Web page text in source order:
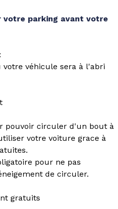
votre parking avant votre
véhicule sera à l'abri
pouvoir circuler d'un bout à
votre voiture grace à
pour ne pas
de circuler.
gratuits